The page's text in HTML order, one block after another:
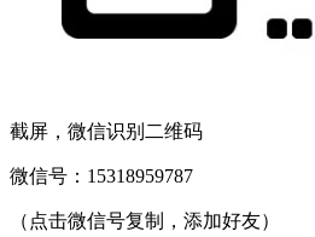
截屏，微信识别二维码
微信号： 15318959787
（点击微信号复制，添加好友）